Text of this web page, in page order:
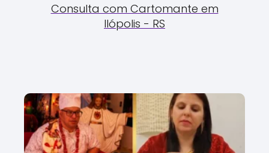
Consulta com Cartomante em
Ilópolis - RS